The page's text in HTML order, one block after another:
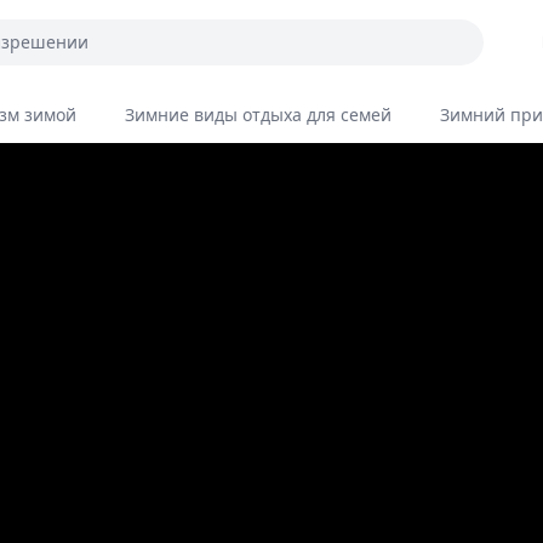
зимой Зимние виды отдыха для семей Зимний